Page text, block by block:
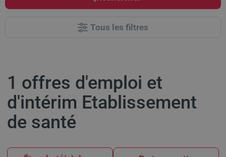
Tous les filtres
1 offres d'emploi et
d'intérim Etablissement
de santé